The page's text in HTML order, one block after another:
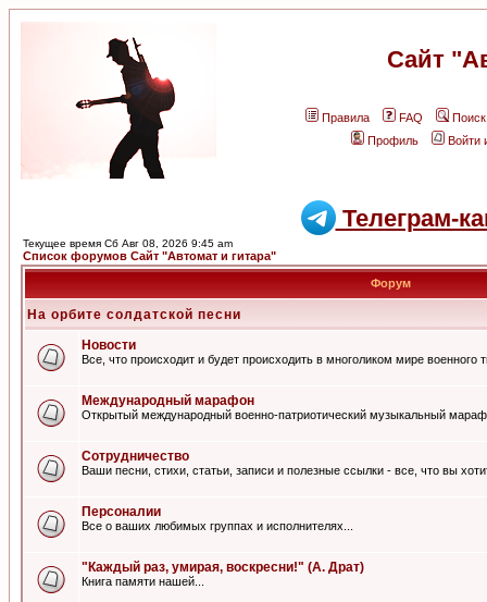
Сайт
Правила FAQ
Поиск
Профиль
Войти
Телеграм-
Текущее время Сб Авг 08, 2026 9:45 am
Список форумов Сайт "Автомат и гитара"
Форум
На орбите солдатской песни
Новости
Все, что происходит и будет происходить в многоликом мире военного
Международный марафон
Открытый международный военно-патриотический музыкальный
Сотрудничество
Ваши песни, стихи, статьи, записи и полезные ссылки - все, что вы
Персоналии
Все о ваших любимых группах и исполнителях...
"Каждый раз, умирая, воскресни!" (А. Драт)
Книга памяти нашей...